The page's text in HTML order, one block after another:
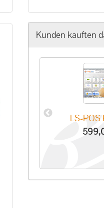
Kunden kauften
LS-POS